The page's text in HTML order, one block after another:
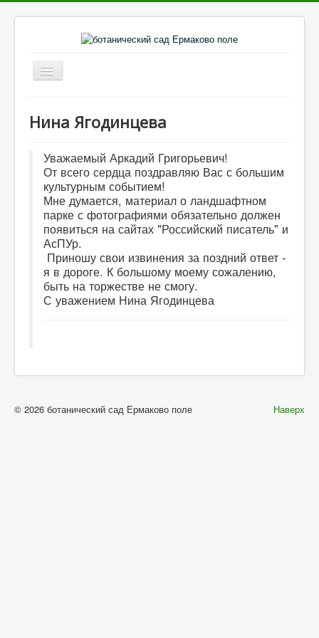
Включить/
выключить
Каталог культур
Галерея культур
Фото парка
Видеоматериалы
Литература
Отзывы о парке
Статьи
Контакты
Нина Ягодинцева
Уважаемый Аркадий Григорьевич!
От всего сердца поздравляю Вас с большим
культурным событием!
Мне думается, материал о ландшафтном
парке с фотографиями обязательно должен
появиться на сайтах "Российский писатель" и
АсПУр.
Приношу свои извинения за поздний ответ -
я в дороге. К большому моему сожалению,
быть на торжестве не смогу.
С уважением Нина Ягодинцева
Наверх
© 2026 ботанический сад Ермаково поле